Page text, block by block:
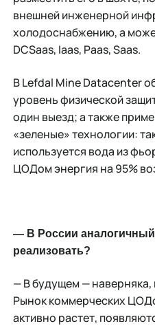
внешней инженерной
холодоснабжению, а
DCSaas, Iaas, Paas, Saas.
В Lefdal Mine Datacenter
уровень физической
один выезд; а также
«зеленые» технологии:
используется вода из
ЦОДом энергия на 95%
— В России
реализовать?
— В будущем — наверняка,
Рынок коммерческих
активно растет,